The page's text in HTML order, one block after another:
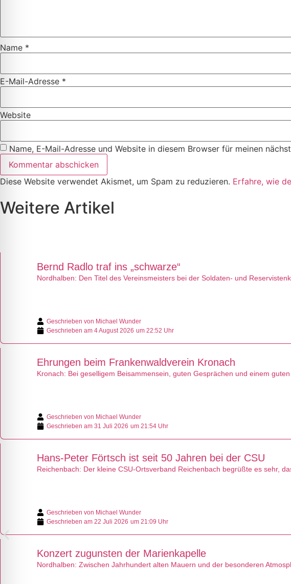
Name *
E-Mail-Adresse *
Website
Name, E-Mail-Adresse und Website in diesem Browser für meinen
Diese Website verwendet Akismet, um Spam zu reduzieren. Erfahre, wie
Weitere Artikel
Bernd Radlo traf ins „schwarze“
Nordhalben: Den Titel des Vereinsmeisters bei der Soldaten- und
Geschrieben von Michael Wunder
Geschrieben am 4 August 2026 um 22:52 Uhr
Ehrungen beim Frankenwaldverein Kronach
Kronach: Bei geselligem Beisammensein, guten Gesprächen und einem guten
Geschrieben von Michael Wunder
Geschrieben am 31 Juli 2026 um 21:54 Uhr
Hans-Peter Förtsch ist seit 50 Jahren bei der CSU
Reichenbach: Der kleine CSU-Ortsverband Reichenbach begrüßte es sehr,
Geschrieben von Michael Wunder
Geschrieben am 22 Juli 2026 um 21:09 Uhr
Konzert zugunsten der Marienkapelle
Nordhalben: Zwischen Jahrhundert alten Mauern und der besonderen